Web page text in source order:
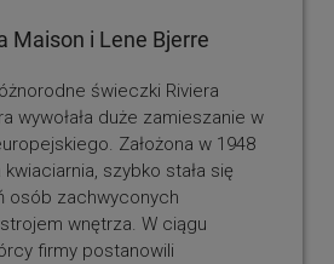
Maison i Lene Bjerre
świeczki Riviera
wywołała duże zamieszanie w
Założona w 1948
szybko stała się
osób zachwyconych
wnętrza. W ciągu
firmy postanowili